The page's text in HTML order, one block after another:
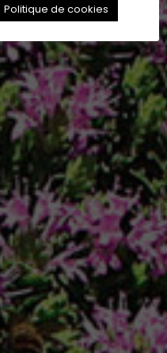
Politique de cookies